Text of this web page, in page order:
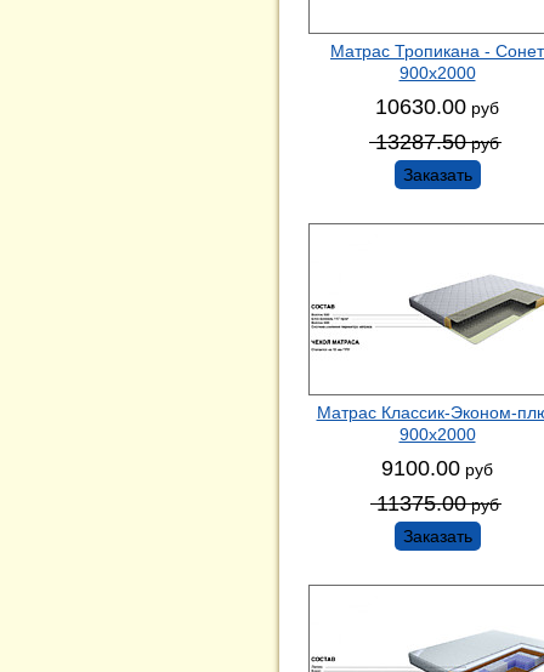
Матрас Тропикана - Сонет
900х2000
10630.00 руб
13287.50 руб
Заказать
Матрас Классик-Эконом-
900х2000
9100.00 руб
11375.00 руб
Заказать